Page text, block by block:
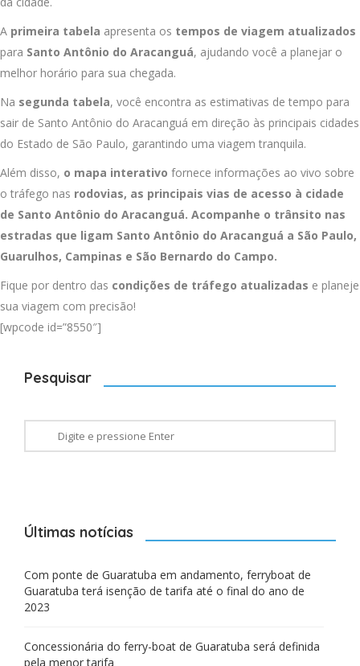
A primeira tabela apresenta os tempos de viagem atualizados
para Santo Antônio do Aracanguá, ajudando você a planejar o
melhor horário para sua chegada.
Na segunda tabela, você encontra as estimativas de tempo para
sair de Santo Antônio do Aracanguá em direção às principais cidades
do Estado de São Paulo, garantindo uma viagem tranquila.
Além disso, o mapa interativo fornece informações ao vivo sobre
o tráfego nas rodovias, as principais vias de acesso à cidade
de Santo Antônio do Aracanguá. Acompanhe o trânsito nas
estradas que ligam Santo Antônio do Aracanguá a São Paulo,
Guarulhos, Campinas e São Bernardo do Campo.
Fique por dentro das condições de tráfego atualizadas e planeje
sua viagem com precisão!
[wpcode id=”8550″]
Pesquisar
Últimas notícias
Com ponte de Guaratuba em andamento, ferryboat de
Guaratuba terá isenção de tarifa até o final do ano de
2023
Concessionária do ferry-boat de Guaratuba será definida
pela menor tarifa